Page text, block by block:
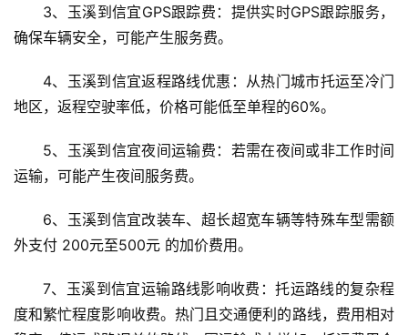
3、玉溪到信宜GPS跟踪费：提供实时GPS跟踪服务，
确保车辆安全，可能产生服务费。
4、玉溪到信宜返程路线优惠：从热门城市托运至冷门
地区，返程空驶率低，价格可能低至单程的60%。
5、玉溪到信宜夜间运输费：若需在夜间或非工作时间
运输，可能产生夜间服务费。
6、玉溪到信宜改装车、超长超宽车辆等特殊车型需额
外支付 200元至500元 的加价费用。
7、玉溪到信宜运输路线影响收费：托运路线的复杂程
度和繁忙程度影响收费。热门且交通便利的路线，费用相对